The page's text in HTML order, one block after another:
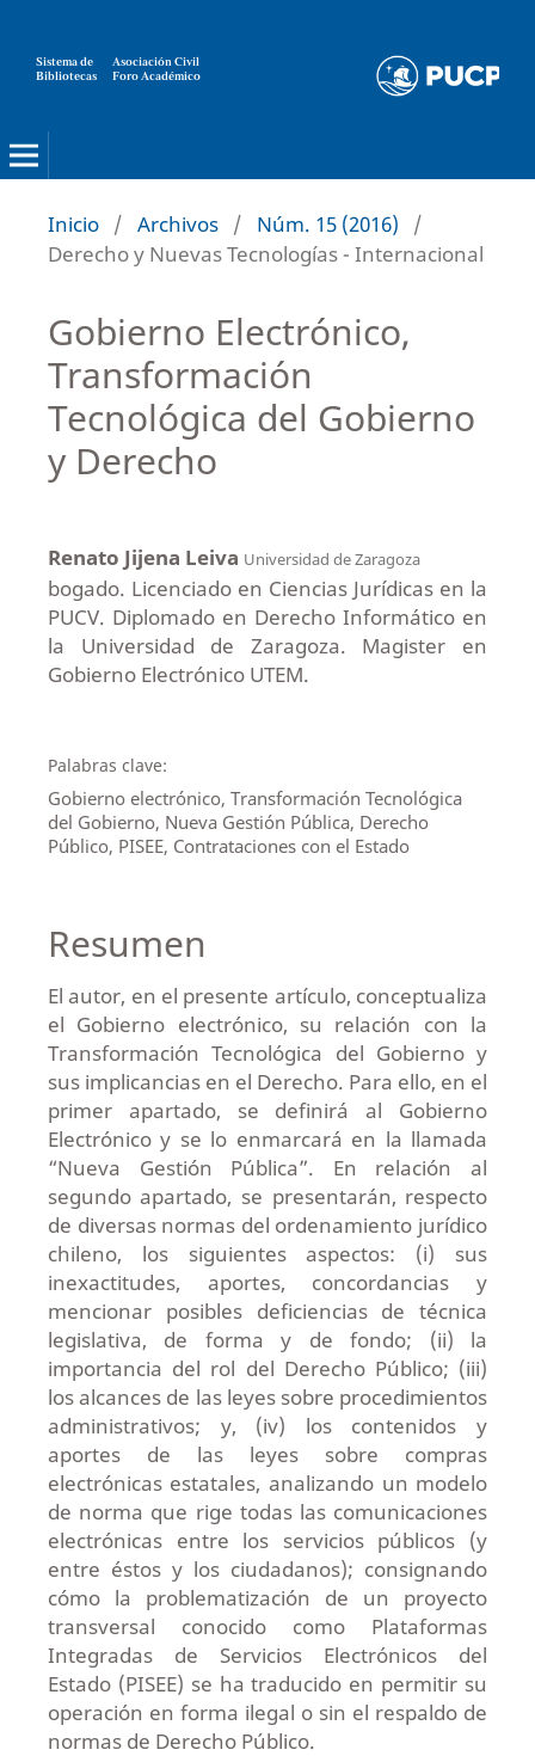
Sistema de
Bibliotecas
Asociación Civil
Foro Académico
Inicio / Archivos / Núm. 15 (2016)
/
Derecho y Nuevas Tecnologías - Internacional
Gobierno Electrónico,
Transformación
Tecnológica del Gobierno
y Derecho
Renato Jijena Leiva Universidad de Zaragoza
bogado. Licenciado en Ciencias Jurídicas en la
PUCV. Diplomado en Derecho Informático en
la Universidad de Zaragoza. Magister en
Gobierno Electrónico UTEM.
Palabras clave:
Gobierno electrónico, Transformación Tecnológica
del Gobierno, Nueva Gestión Pública, Derecho
Público, PISEE, Contrataciones con el Estado
Resumen
El autor, en el presente artículo, conceptualiza
el Gobierno electrónico, su relación con la
Transformación Tecnológica del Gobierno y
sus implicancias en el Derecho. Para ello, en el
primer apartado, se definirá al Gobierno
Electrónico y se lo enmarcará en la llamada
“Nueva Gestión Pública”. En relación al
segundo apartado, se presentarán, respecto
de diversas normas del ordenamiento jurídico
chileno, los siguientes aspectos: (i) sus
inexactitudes, aportes, concordancias y
mencionar posibles deficiencias de técnica
legislativa, de forma y de fondo; (ii) la
importancia del rol del Derecho Público; (iii)
los alcances de las leyes sobre procedimientos
administrativos; y, (iv) los contenidos y
aportes de las leyes sobre compras
electrónicas estatales, analizando un modelo
de norma que rige todas las comunicaciones
electrónicas entre los servicios públicos (y
entre éstos y los ciudadanos); consignando
cómo la problematización de un proyecto
transversal conocido como Plataformas
Integradas de Servicios Electrónicos del
Estado (PISEE) se ha traducido en permitir su
operación en forma ilegal o sin el respaldo de
normas de Derecho Público.